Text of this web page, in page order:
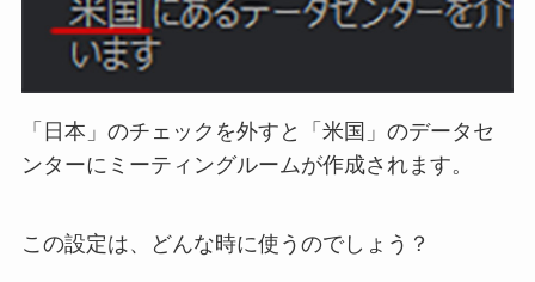
「日本」のチェックを外すと「米国」のデータセ
ンターにミーティングルームが作成されます。
この設定は、どんな時に使うのでしょう？